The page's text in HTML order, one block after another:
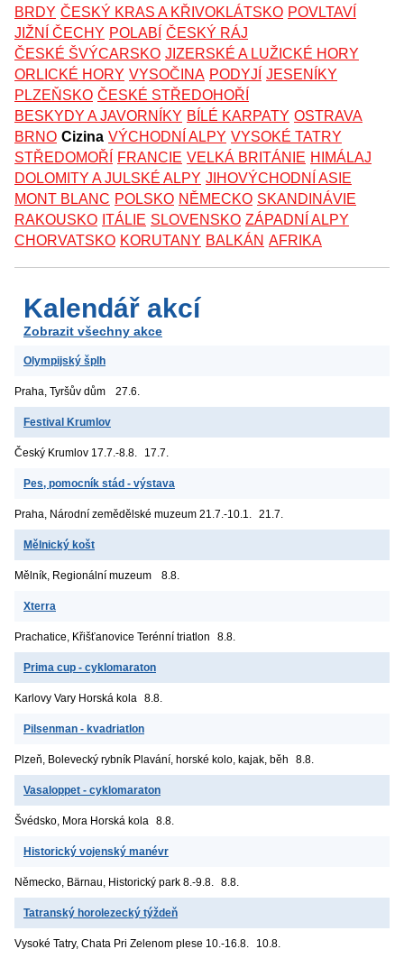
BRDY ČESKÝ KRAS A KŘIVOKLÁTSKO POVLTAVÍ
JIŽNÍ ČECHY POLABÍ ČESKÝ RÁJ
ČESKÉ ŠVÝCARSKO JIZERSKÉ A LUŽICKÉ HORY
ORLICKÉ HORY VYSOČINA PODYJÍ JESENÍKY
PLZEŇSKO ČESKÉ STŘEDOHOŘÍ
BESKYDY A JAVORNÍKY BÍLÉ KARPATY OSTRAVA
BRNO Cizina VÝCHODNÍ ALPY VYSOKÉ TATRY
STŘEDOMOŘÍ
FRANCIE VELKÁ BRITÁNIE HIMÁLAJ
DOLOMITY A JULSKÉ ALPY JIHOVÝCHODNÍ ASIE
MONT BLANC POLSKO NĚMECKO SKANDINÁVIE
RAKOUSKO ITÁLIE SLOVENSKO ZÁPADNÍ ALPY
CHORVATSKO KORUTANY BALKÁN AFRIKA
Kalendář akcí
Zobrazit všechny akce
Olympijský šplh
Praha, Tyršův dům 27.6.
Festival Krumlov
Český Krumlov 17.7.-8.8. 17.7.
Pes, pomocník stád - výstava
Praha, Národní zemědělské muzeum 21.7.-10.1. 21.7.
Mělnický košt
Mělník, Regionální muzeum 8.8.
Xterra
Prachatice, Křišťanovice Terénní triatlon 8.8.
Prima cup - cyklomaraton
Karlovy Vary Horská kola 8.8.
Pilsenman - kvadriatlon
Plzeň, Bolevecký rybník Plavání, horské kolo, kajak, běh 8.8.
Vasaloppet - cyklomaraton
Švédsko, Mora Horská kola 8.8.
Historický vojenský manévr
Německo, Bärnau, Historický park 8.-9.8. 8.8.
Tatranský horolezecký týždeň
Vysoké Tatry, Chata Pri Zelenom plese 10.-16.8. 10.8.